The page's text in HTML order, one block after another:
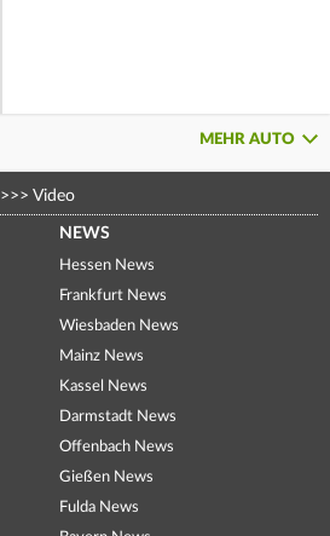
MEHR AUTO
>>> Video
NEWS
Hessen News
Frankfurt News
Wiesbaden News
Mainz News
Kassel News
Darmstadt News
Offenbach News
Gießen News
Fulda News